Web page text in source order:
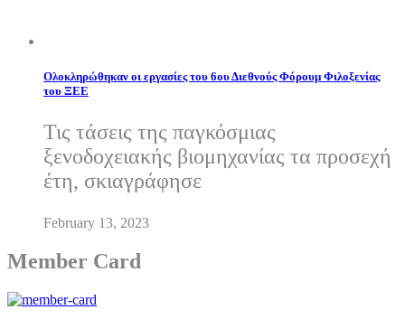
Ολοκληρώθηκαν οι εργασίες του 6ου Διεθνούς Φόρουμ Φιλοξενίας
του ΞΕΕ
Τις τάσεις της παγκόσμιας
ξενοδοχειακής βιομηχανίας τα προσεχή
έτη, σκιαγράφησε
February 13, 2023
Member Card